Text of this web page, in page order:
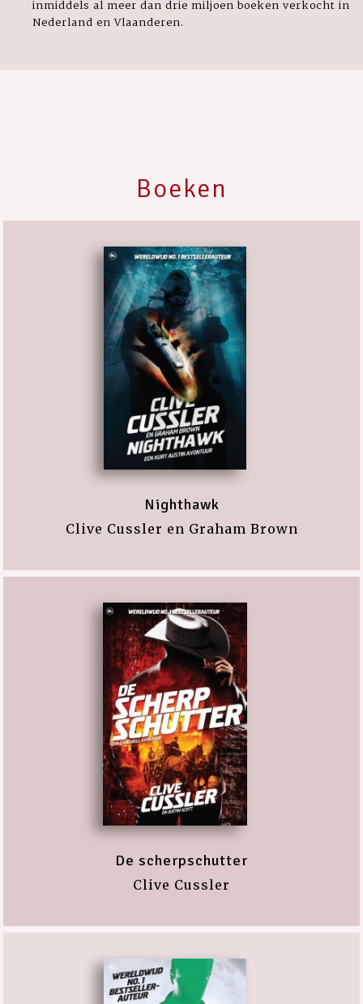
inmiddels al meer dan drie miljoen boeken verkocht in
Nederland en Vlaanderen.
Boeken
Nighthawk
Clive Cussler en Graham Brown
De scherpschutter
Clive Cussler